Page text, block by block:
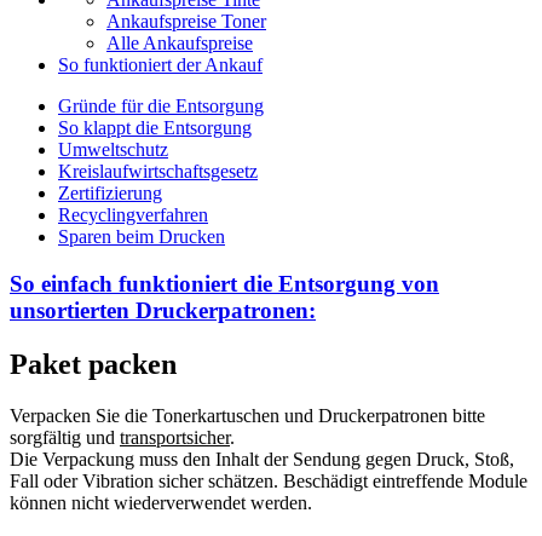
Ankaufspreise Toner
Alle Ankaufspreise
So funktioniert der Ankauf
Gründe für die Entsorgung
So klappt die Entsorgung
Umweltschutz
Kreislaufwirtschaftsgesetz
Zertifizierung
Recyclingverfahren
Sparen beim Drucken
So einfach funktioniert die Entsorgung von
unsortierten Druckerpatronen:
Paket packen
Verpacken Sie die Tonerkartuschen und Druckerpatronen bitte
sorgfältig und transportsicher.
Die Verpackung muss den Inhalt der Sendung gegen Druck, Stoß,
Fall oder Vibration sicher schätzen. Beschädigt eintreffende Module
können nicht wiederverwendet werden.